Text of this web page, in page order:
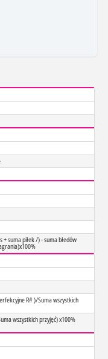
+ suma piłek /) - suma błedów
R# )/Suma wszystkich
wszystkich przyjęć) x100%